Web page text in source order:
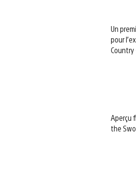
Un
pour
Aperçu
the